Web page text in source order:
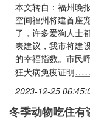
本文转自：福州晚
空间福州将建首座
了，许多爱狗人士
表建议，我市将建
的幸福指数。市民
狂犬病免疫证明
2023-12-25
冬季动物吃住有